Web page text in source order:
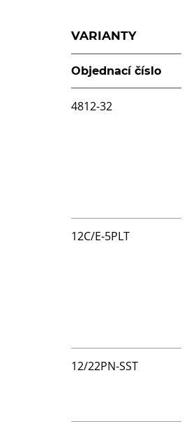
VARIANTY
Objednací číslo
4812-32
12C/E-5PLT
12/22PN-SST